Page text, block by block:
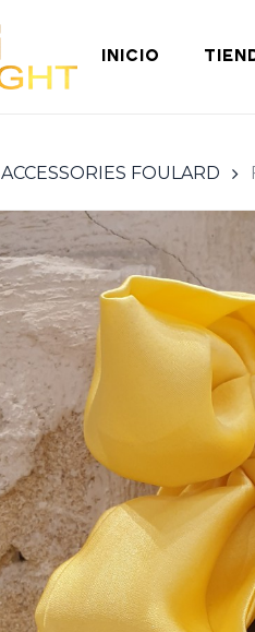
INICIO
ACCESSORIES FOULARD